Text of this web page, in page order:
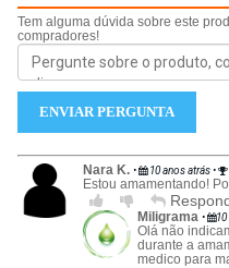
Tem alguma dúvida sobre este
compradores!
ENVIAR PERGUNTA
Nara K. • 10 anos atrás •
Estou amamentando!
Miligrama • 10
Olá não
durante a
medico para